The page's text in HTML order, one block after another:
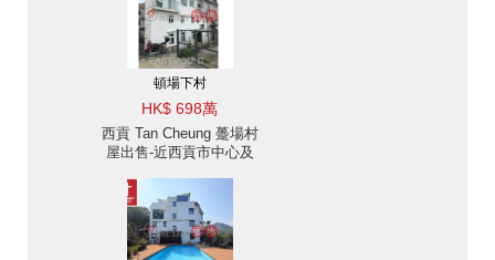
頓場下村
HK$ 698萬
西貢 Tan Cheung 躉場村
屋出售-近西貢市中心及